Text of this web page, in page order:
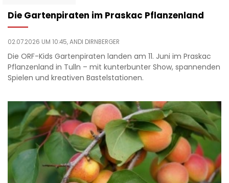
Die Gartenpiraten im Praskac Pflanzenland
02.07.2026 UM 10:45,ANDI DIRNBERGER
Die ORF-Kids Gartenpiraten landen am 11. Juni im Praskac
Pflanzenland in Tulln – mit kunterbunter Show, spannenden
Spielen und kreativen Bastelstationen.